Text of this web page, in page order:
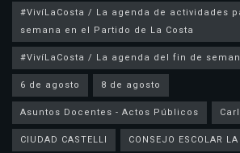
#VivíLaCosta / La agenda de actividades
semana en el Partido de La Costa
#VivíLaCosta / La agenda del fin de
6 de agosto
8 de agosto
Asuntos Docentes - Actos Públicos
CIUDAD CASTELLI
CONSEJO ESCOLAR